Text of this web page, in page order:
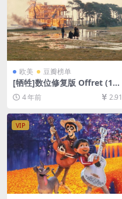
欧美 豆瓣榜单
[牺牲]数位修复版 Offret (198
6)[百度网盘+夸克网盘+迅雷云
盘资源1080P超清][MP4/9.2G
4 年前 2.91
VIP